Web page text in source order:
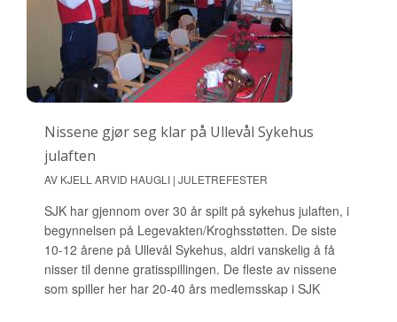
Nissene gjør seg klar på Ullevål Sykehus
julaften
AV KJELL ARVID HAUGLI | JULETREFESTER
SJK har gjennom over 30 år spilt på sykehus julaften, i
begynnelsen på Legevakten/Kroghsstøtten. De siste
10-12 årene på Ullevål Sykehus, aldri vanskelig å få
nisser til denne gratisspillingen. De fleste av nissene
som spiller her har 20-40 års medlemsskap i SJK